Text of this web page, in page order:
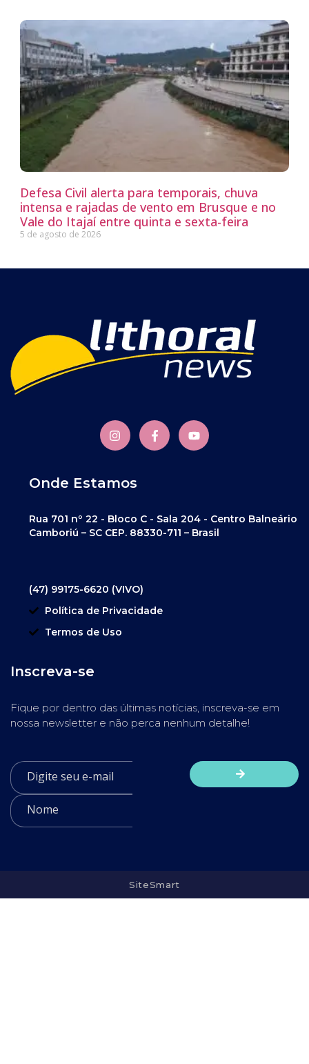
Defesa Civil alerta para temporais, chuva
intensa e rajadas de vento em Brusque e no
Vale do Itajaí entre quinta e sexta-feira
5 de agosto de 2026
Onde Estamos
Rua 701 nº 22 - Bloco C - Sala 204 - Centro Balneário
Camboriú – SC CEP. 88330-711 – Brasil
(47) 99175-6620 (VIVO)
Política de Privacidade
Termos de Uso
Inscreva-se
Fique por dentro das últimas notícias, inscreva-se em
nossa newsletter e não perca nenhum detalhe!
SiteSmart